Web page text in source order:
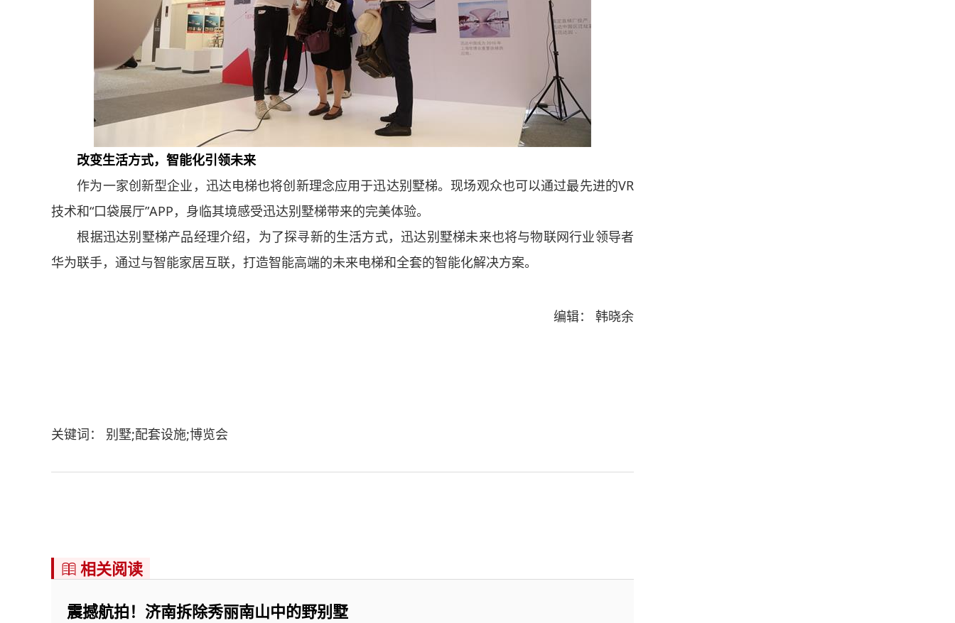
改变生活方式，智能化引领未来
作为一家创新型企业，迅达电梯也将创新理念应用于迅达别墅梯。现场观众也可以通过最先进的VR
技术和“口袋展厅”APP，身临其境感受迅达别墅梯带来的完美体验。
根据迅达别墅梯产品经理介绍，为了探寻新的生活方式，迅达别墅梯未来也将与物联网行业领导者
华为联手，通过与智能家居互联，打造智能高端的未来电梯和全套的智能化解决方案。
编辑： 韩晓余
关键词： 别墅;配套设施;博览会
 相关阅读
震撼航拍！济南拆除秀丽南山中的野别墅